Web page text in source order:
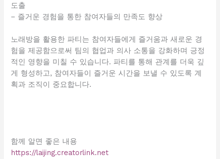
도출
– 즐거운 경험을 통한 참여자들의 만족도 향상
노래방을 활용한 파티는 참여자들에게 즐거움과 새로운 경
험을 제공함으로써 팀의 협업과 의사 소통을 강화하며 긍정
적인 영향을 미칠 수 있습니다. 파티를 통해 관계를 더욱 깊
게 형성하고, 참여자들이 즐거운 시간을 보낼 수 있도록 계
획과 조직이 중요합니다.
함께 알면 좋은 내용
https://laijing.creatorlink.net